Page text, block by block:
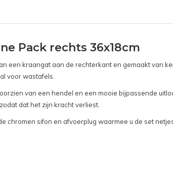
Pack rechts 36x18cm
een kraangat aan de rechterkant en gemaakt van
voor wastafels.
van een hendel en een mooie bijpassende
dat het zijn kracht verliest.
chromen sifon en afvoerplug waarmee u de set